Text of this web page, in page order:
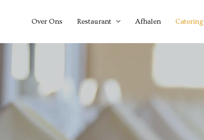
Over Ons Restaurant Afhalen Catering